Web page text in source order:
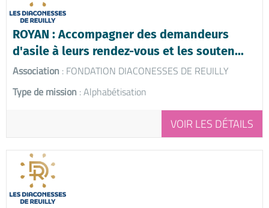
ROYAN : Accompagner des demandeurs
d'asile à leurs rendez-vous et les souten...
Association : FONDATION DIACONESSES DE REUILLY
Type de mission : Alphabétisation
VOIR LES DÉTAILS